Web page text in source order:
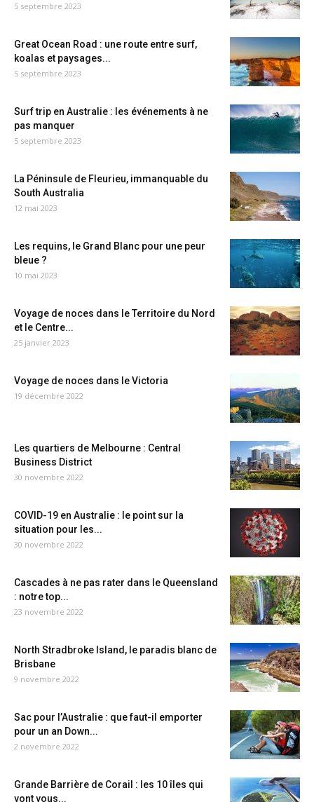
5 septembre 2023
Great Ocean Road : une route entre surf,
koalas et paysages...
5 septembre 2023
Surf trip en Australie : les événements à ne
pas manquer
5 septembre 2023
La Péninsule de Fleurieu, immanquable du
South Australia
12 mai 2023
Les requins, le Grand Blanc pour une peur
bleue ?
10 mai 2023
Voyage de noces dans le Territoire du Nord
et le Centre...
25 janvier 2023
Voyage de noces dans le Victoria
19 décembre 2022
Les quartiers de Melbourne : Central
Business District
30 novembre 2022
COVID-19 en Australie : le point sur la
situation pour les...
30 novembre 2022
Cascades à ne pas rater dans le Queensland
: notre top...
23 novembre 2022
North Stradbroke Island, le paradis blanc de
Brisbane
9 novembre 2022
Sac pour l’Australie : que faut-il emporter
pour un an Down...
2 novembre 2022
Grande Barrière de Corail : les 10 îles qui
vont vous...